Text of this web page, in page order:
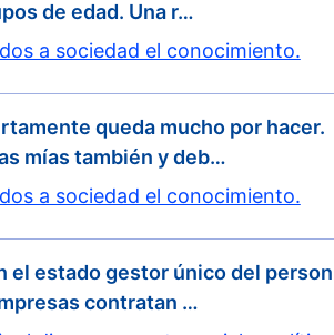
de edad. Una r…
a sociedad el conocimiento.
queda mucho por hacer.
mías también y deb…
a sociedad el conocimiento.
el estado gestor único del person
contratan …